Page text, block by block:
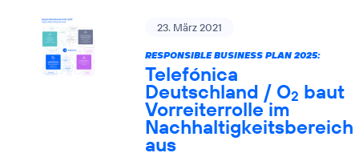
23. März 2021
RESPONSIBLE BUSINESS PLAN 2025:
Telefónica
Deutschland / O2 baut
Vorreiterrolle im
Nachhaltigkeitsbereich
aus